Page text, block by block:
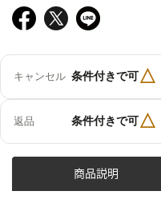
キャンセル 条件付きで可△
返品 条件付きで可△
商品説明